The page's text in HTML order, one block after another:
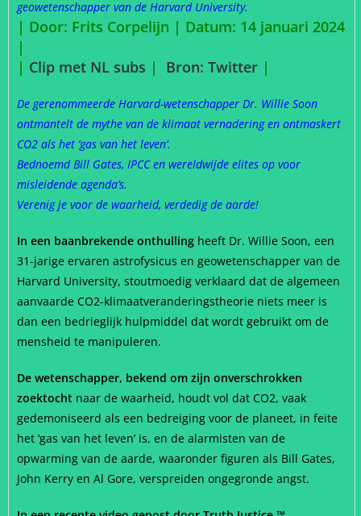
geowetenschapper van de Harvard University.
| Door: Frits Corpelijn | Datum: 14 januari 2024
|
| Clip met NL subs | Bron: Twitter |
De gerenommeerde Harvard-wetenschapper Dr. Willie Soon
ontmantelt de mythe van de klimaat vernadering en ontmaskert
CO2 als het ‘gas van het leven’.
Bednoemd Bill Gates, IPCC en wereldwijde elites op voor
misleidende agenda’s.
Verenig je voor de waarheid, verdedig de aarde!
In een baanbrekende onthulling heeft Dr. Willie Soon, een
31-jarige ervaren astrofysicus en geowetenschapper van de
Harvard University, stoutmoedig verklaard dat de algemeen
aanvaarde CO2-klimaatveranderingstheorie niets meer is
dan een bedrieglijk hulpmiddel dat wordt gebruikt om de
mensheid te manipuleren.
De wetenschapper, bekend om zijn onverschrokken
zoektocht naar de waarheid, houdt vol dat CO2, vaak
gedemoniseerd als een bedreiging voor de planeet, in feite
het ‘gas van het leven’ is, en de alarmisten van de
opwarming van de aarde, waaronder figuren als Bill Gates,
John Kerry en Al Gore, verspreiden ongegronde angst.